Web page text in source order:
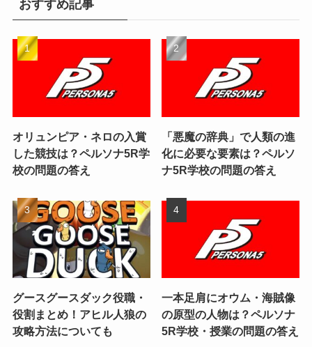
おすすめ記事
オリュンピア・ネロの入賞
した競技は？ペルソナ5R学
校の問題の答え
「悪魔の辞典」で人類の進
化に必要な要素は？ペルソ
ナ5R学校の問題の答え
グースグースダック役職・
役割まとめ！アヒル人狼の
攻略方法についても
一本足肩にオウム・海賊像
の原型の人物は？ペルソナ
5R学校・授業の問題の答え